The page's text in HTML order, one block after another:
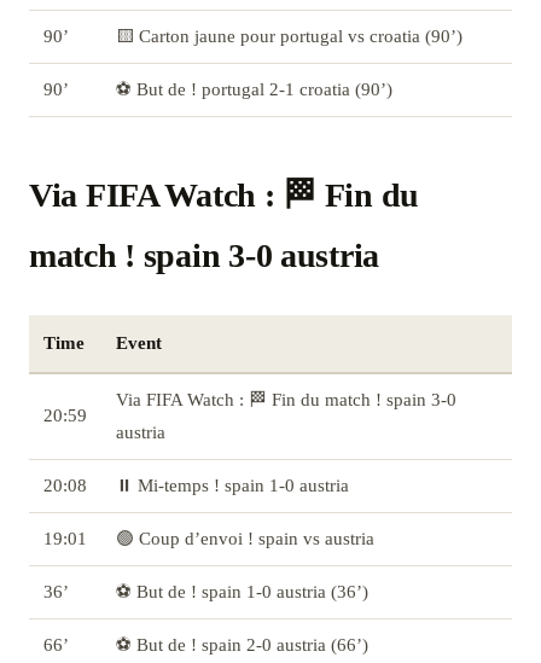
90’ 🟨 Carton jaune pour portugal vs croatia (90’)
90’ ⚽ But de ! portugal 2-1 croatia (90’)
Via FIFA Watch : 🏁 Fin du
match ! spain 3-0 austria
Time Event
20:59
Via FIFA Watch : 🏁 Fin du match ! spain 3-0
austria
20:08 ⏸️ Mi-temps ! spain 1-0 austria
19:01 🟢 Coup d’envoi ! spain vs austria
36’ ⚽ But de ! spain 1-0 austria (36’)
66’ ⚽ But de ! spain 2-0 austria (66’)